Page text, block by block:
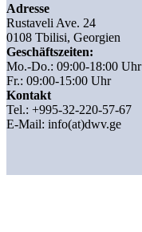
Adresse
Rustaveli Ave. 24
0108 Tbilisi, Georgien
Geschäftszeiten:
Mo.-Do.: 09:00-18:00 Uhr
Fr.: 09:00-15:00 Uhr
Kontakt
Tel.: +995-32-220-57-67
E-Mail: info(at)dwv.ge